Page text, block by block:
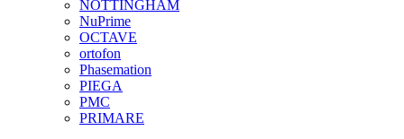
NOTTINGHAM
NuPrime
OCTAVE
ortofon
Phasemation
PIEGA
PMC
PRIMARE